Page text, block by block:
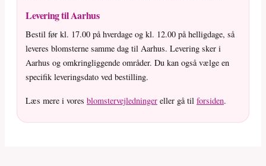
Levering til Aarhus
Bestil før kl. 17.00 på hverdage og kl. 12.00 på helligdage, så
leveres blomsterne samme dag til Aarhus. Levering sker i
Aarhus og omkringliggende områder. Du kan også vælge en
specifik leveringsdato ved bestilling.
Læs mere i vores blomstervejledninger eller gå til forsiden.